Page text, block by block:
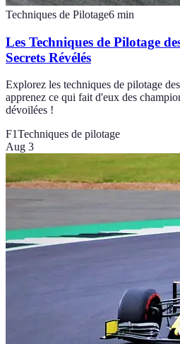
Techniques de Pilotage6 min
Les Techniques de Pilotage
Secrets Révélés
Explorez les techniques de pilotage
apprenez ce qui fait d'eux des
dévoilées !
F1Techniques de pilotage
Aug 3